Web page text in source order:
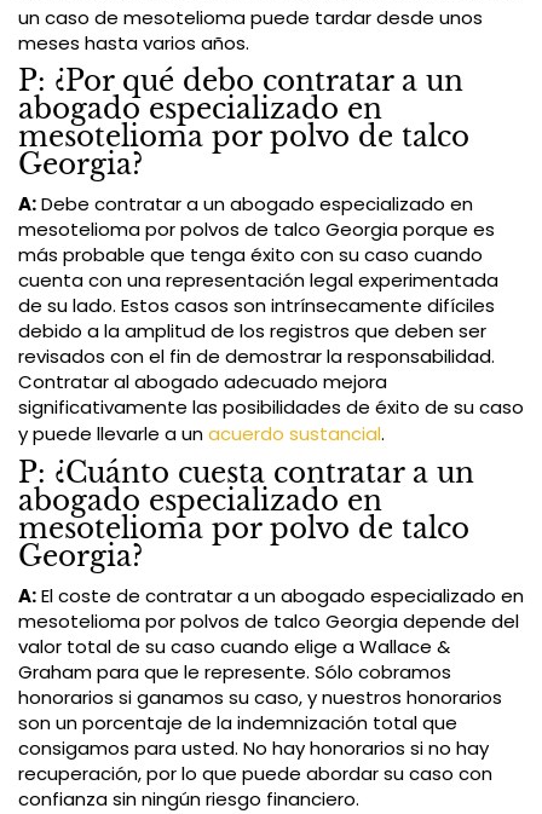
un caso de mesotelioma puede tardar desde unos
meses hasta varios años.
P: ¿Por qué debo contratar a un
abogado especializado en
mesotelioma por polvo de talco
Georgia?
A:Debe contratar a un abogado especializado en
mesotelioma por polvos de talco Georgia porque es
más probable que tenga éxito con su caso cuando
cuenta con una representación legal experimentada
de su lado. Estos casos son intrínsecamente difíciles
debido a la amplitud de los registros que deben ser
revisados con el fin de demostrar la responsabilidad.
Contratar al abogado adecuado mejora
significativamente las posibilidades de éxito de su caso
y puede llevarle a unacuerdo sustancial.
P: ¿Cuánto cuesta contratar a un
abogado especializado en
mesotelioma por polvo de talco
Georgia?
A:El coste de contratar a un abogado especializado en
mesotelioma por polvos de talco Georgia depende del
valor total de su caso cuando elige a Wallace &
Graham para que le represente. Sólo cobramos
honorarios si ganamos su caso, y nuestros honorarios
son un porcentaje de la indemnización total que
consigamos para usted. No hay honorarios si no hay
recuperación, por lo que puede abordar su caso con
confianza sin ningún riesgo financiero.